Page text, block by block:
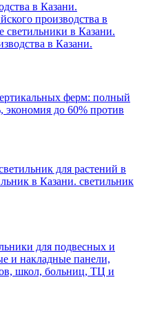
в Казани.
производства в
светильники в Казани.
в Казани.
ферм: полный
экономия до 60% против
для растений в
в Казани. светильник
для подвесных и
и накладные панели,
школ, больниц, ТЦ и